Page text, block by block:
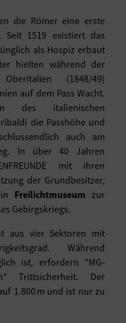
die Römer eine erste
Seit 1519 existiert das
als Hospiz erbaut
hielten während der
(1848/49)
auf dem Pass Wacht.
des italienischen
die Passhöhe und
auch am
In über 40 Jahren
mit ihren
der Grundbesitzer,
Freilichtmuseum zur
Gebirgskriegs.
aus vier Sektoren mit
Während
ist, erfordern "MG-
Trittsicherheit. Der
1.800 m und ist nur zu